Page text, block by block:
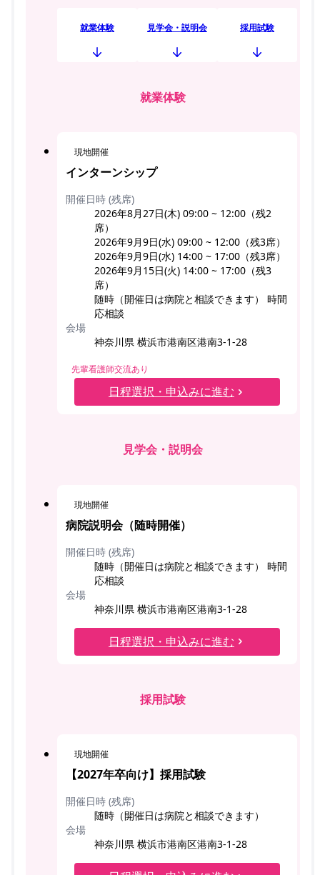
就業体験 見学会・説明会 採用試験
就業体験
現地開催
インターンシップ
開催日時 (残席)
2026年8月27日(木) 09:00 ~ 12:00（残2
席）
2026年9月9日(水) 09:00 ~ 12:00（残3席）
2026年9月9日(水) 14:00 ~ 17:00（残3席）
2026年9月15日(火) 14:00 ~ 17:00（残3
席）
随時（開催日は病院と相談できます） 時間
応相談
会場
神奈川県 横浜市港南区港南3-1-28
先輩看護師交流あり
日程選択・申込みに進む
見学会・説明会
現地開催
病院説明会（随時開催）
開催日時 (残席)
随時（開催日は病院と相談できます） 時間
応相談
会場
神奈川県 横浜市港南区港南3-1-28
日程選択・申込みに進む
採用試験
現地開催
【2027年卒向け】採用試験
開催日時 (残席)
随時（開催日は病院と相談できます）
会場
神奈川県 横浜市港南区港南3-1-28